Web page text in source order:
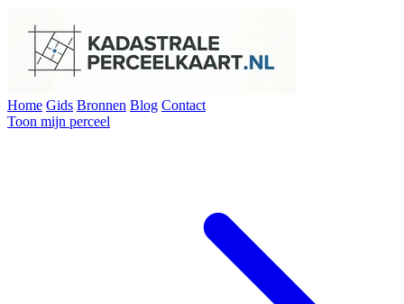
Home Gids Bronnen Blog Contact
Toon mijn perceel